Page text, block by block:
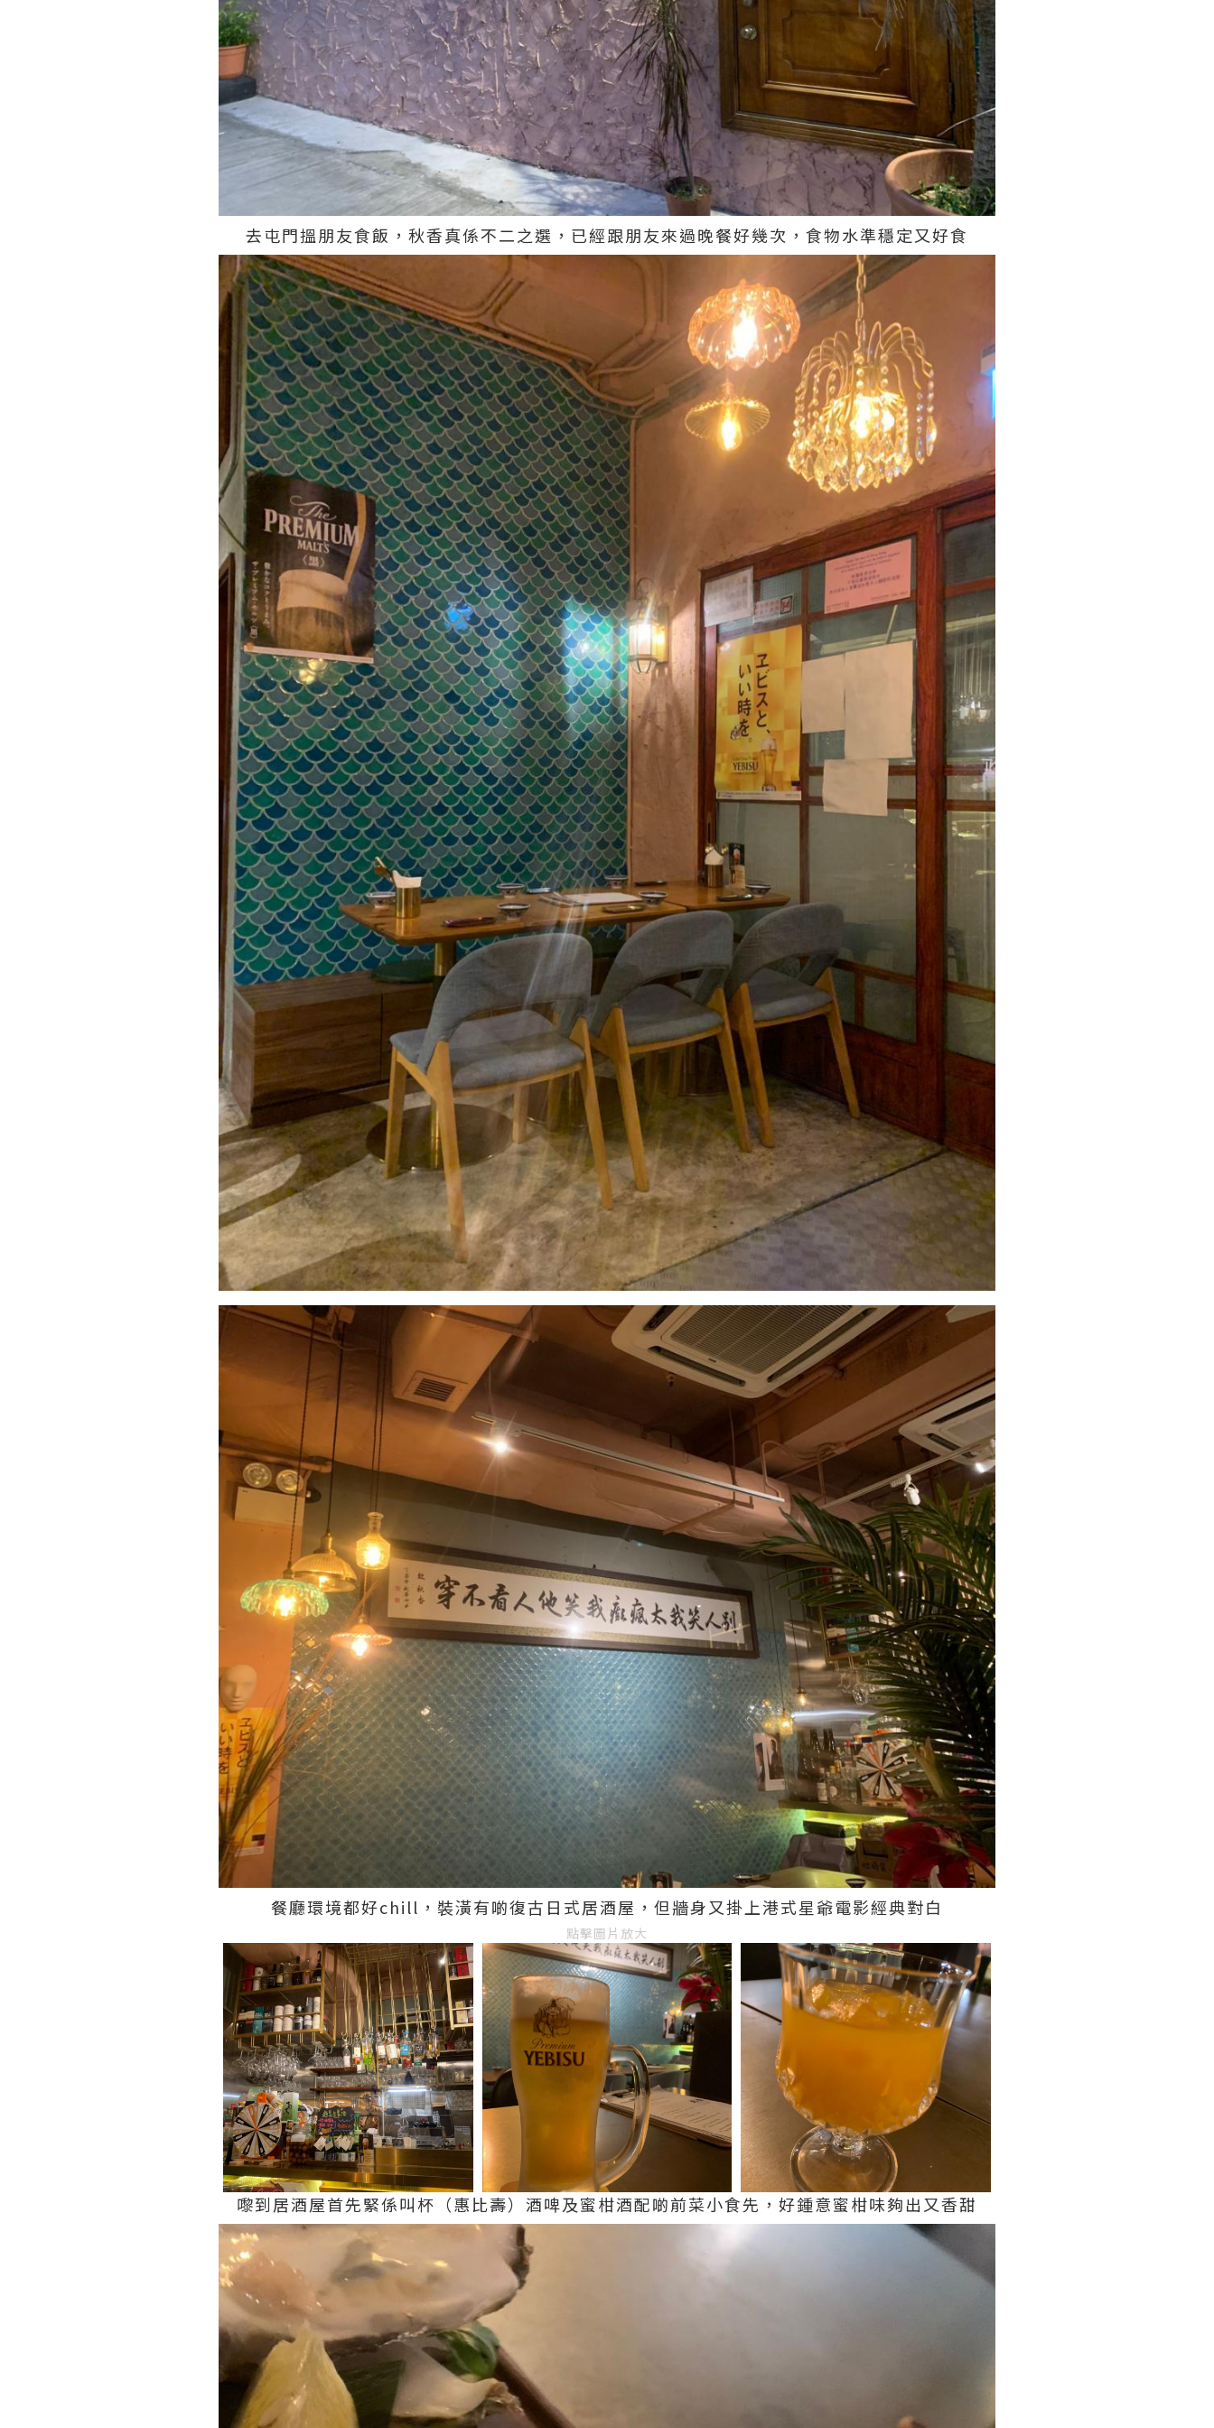
去屯門搵朋友食飯，秋香真係不二之選，已經跟朋友來過晚餐好幾次，食物水準穩定又好食
餐廳環境都好chill，裝潢有啲復古日式居酒屋，但牆身又掛上港式星爺電影經典對白
點擊圖片放大
嚟到居酒屋首先緊係叫杯（惠比壽）酒啤及蜜柑酒配啲前菜小食先，好鍾意蜜柑味夠出又香甜